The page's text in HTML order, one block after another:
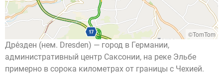
©TomTom
Дре́зден (нем. Dresden) — город в Германии,
административный центр Саксонии, на реке Эльбе
примерно в сорока километрах от границы с Чехией.